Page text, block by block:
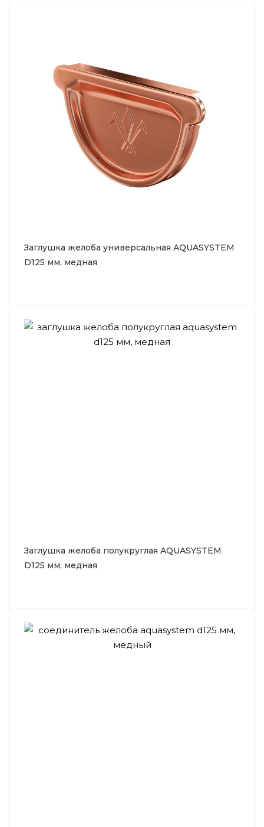
Заглушка желоба универсальная AQUASYSTEM
D125 мм, медная
Заглушка желоба полукруглая AQUASYSTEM
D125 мм, медная